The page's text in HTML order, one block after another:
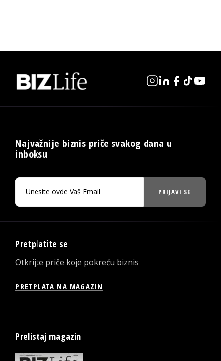
Najvažnije biznis priče svakog dana u
inboksu
PRIJAVI SE
Pretplatite se
Otkrijte priče koje pokreću biznis
PRETPLATA NA MAGAZIN
Prelistaj magazin